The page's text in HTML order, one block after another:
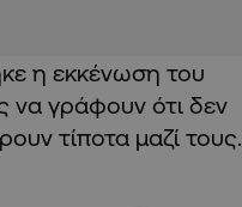
η εκκένωση του
να γράφουν ότι δεν
τίποτα μαζί τους.